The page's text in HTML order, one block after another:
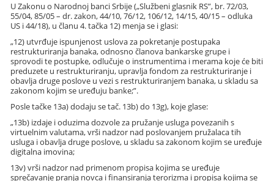
U Zakonu o Narodnoj banci Srbije („Službeni glasnik RS”, br. 72/03,
55/04, 85/05 – dr. zakon, 44/10, 76/12, 106/12, 14/15, 40/15 – odluka
US i 44/18), u članu 4. tačka 12) menja se i glasi:
„12) utvrđuje ispunjenost uslova za pokretanje postupaka
restrukturiranja banaka, odnosno članova bankarske grupe i
sprovodi te postupke, odlučuje o instrumentima i merama koje će biti
preduzete u restrukturiranju, upravlja fondom za restrukturiranje i
obavlja druge poslove u vezi s restrukturiranjem banaka, u skladu sa
zakonom kojim se uređuju banke;”.
Posle tačke 13a) dodaju se tač. 13b) do 13g), koje glase:
„13b) izdaje i oduzima dozvole za pružanje usluga povezanih s
virtuelnim valutama, vrši nadzor nad poslovanjem pružalaca tih
usluga i obavlja druge poslove, u skladu sa zakonom kojim se uređuje
digitalna imovina;
13v) vrši nadzor nad primenom propisa kojima se uređuje
sprečavanje pranja novca i finansiranja terorizma i propisa kojima se